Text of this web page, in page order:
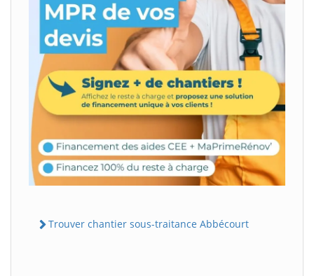
Trouver chantier sous-traitance Abbécourt